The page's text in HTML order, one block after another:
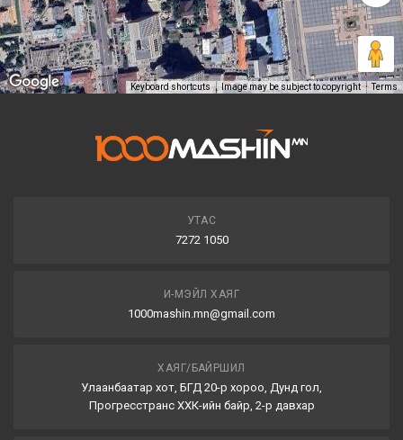
Keyboard shortcuts Image may be subject to copyright Terms
УТАС
7272 1050
И-МЭЙЛ ХАЯГ
1000mashin.mn@gmail.com
ХАЯГ/БАЙРШИЛ
Улаанбаатар хот, БГД 20-р хороо, Дунд гол,
Прогресстранс ХХК-ийн байр, 2-р давхар